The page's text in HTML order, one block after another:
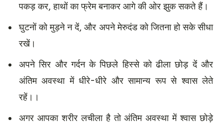
पकड़ कर, हाथों का फ्रेम बनाकर आगे की ओर झुक सकते हैं।
घुटनों को मुड़ने न दें, और अपने मेरुदंड को जितना हो सके सीधा
रखें।
अपने सिर और गर्दन के पिछले हिस्से को ढीला छोड़ दें और
अंतिम अवस्था में धीरे-धीरे और सामान्य रूप से श्वास लेते
रहें।।
अगर आपका शरीर लचीला है तो अंतिम अवस्था में श्वास छोड़े